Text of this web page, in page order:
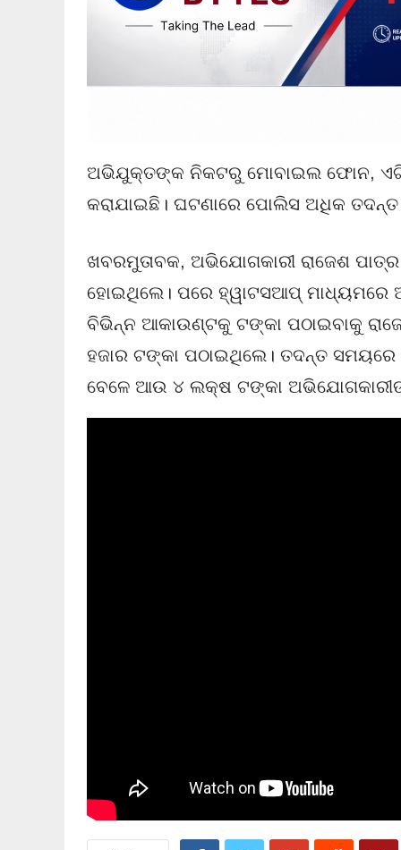
ଅଭିଯୁକ୍ତଙ୍କ ନିକଟରୁ ମୋବାଇଲ ଫୋନ,
କରାଯାଇଛି। ଘଟଣାରେ ପୋଲିସ ଅଧିକ ତଦନ୍ତ
ଖବରମୁତାବକ, ଅଭିଯୋଗକାରୀ ରାଜେଶ
ହୋଇଥିଲେ। ପରେ ହ୍ୱାଟସଆପ୍ ମାଧ୍ୟମରେ
ବିଭିନ୍ନ ଆକାଉଣ୍ଟକୁ ଟଙ୍କା ପଠାଇବାକୁ
ହଜାର ଟଙ୍କା ପଠାଇଥିଲେ। ତଦନ୍ତ
ବେଳେ ଆଉ ୪ ଲକ୍ଷ ଟଙ୍କା